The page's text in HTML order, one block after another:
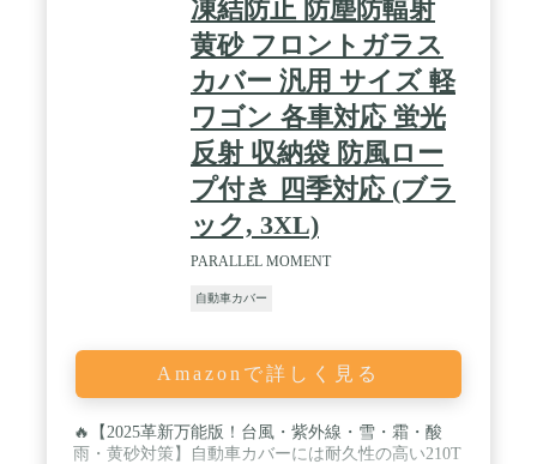
凍結防止 防塵防輻射
黄砂 フロントガラス
カバー 汎用 サイズ 軽
ワゴン 各車対応 蛍光
反射 収納袋 防風ロー
プ付き 四季対応 (ブラ
ック, 3XL)
PARALLEL MOMENT
自動車カバー
Amazonで詳しく見る
🔥【2025革新万能版！台風・紫外線・雪・霜・酸
雨・黄砂対策】自動車カバーには耐久性の高い210T